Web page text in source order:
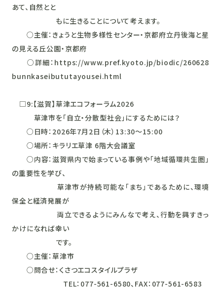
あて、自然とと
もに生きることについて考えます。
○主催：きょうと生物多様性センター・京都府立丹後海と星
の見える丘公園・京都府
○詳細：https://www.pref.kyoto.jp/biodic/260628
bunnkaseibututayousei.html
□9:【滋賀】草津エコフォーラム2026
草津市を「自立・分散型社会」にするためには？
○日時：2026年7月2日（木）13:30～15:00
○場所：キラリエ草津 6階大会議室
○内容：滋賀県内で始まっている事例や「地域循環共生圏」
の重要性を学び、
草津市が持続可能な「まち」であるために、環境
保全と経済発展が
両立できるようにみんなで考え、行動を興すきっ
かけになれば幸い
です。
○主催：草津市
○問合せ：くさつエコスタイルプラザ
TEL：077-561-6580、FAX：077-561-6583